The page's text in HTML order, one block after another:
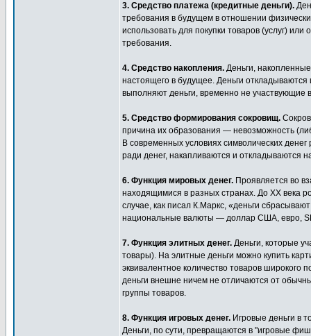
3. Средство платежа (кредитные деньги).
требования в будущем в отношении
использовать для покупки товаров (услуг)
требования.
4. Средство накопления. Деньги,
настоящего в будущее. Деньги
выполняют деньги, временно не участвующие
5. Средство формирования сокровищ.
причина их образования — невозможность
В современных условиях символических
ради денег, накапливаются и откладываются
6. Функция мировых денег. Проявляется во
находящимися в разных странах. До XX века
случае, как писал К.Маркс, «деньги
национальные валюты — доллар США, евро,
7. Функция элитных денег. Деньги, которые
товары). На элитные деньги можно купить
эквивалентное количество товаров широкого
деньги внешне ничем не отличаются от
группы товаров.
8. Функция игровых денег. Игровые деньги в
Деньги, по сути, превращаются в "игровые